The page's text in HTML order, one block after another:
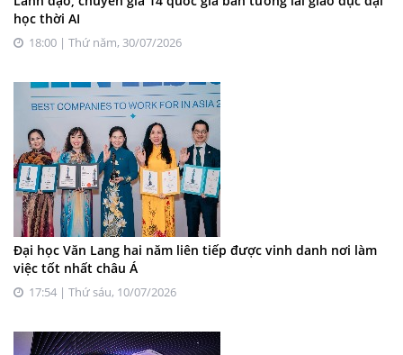
học thời AI
18:00 | Thứ năm, 30/07/2026
Đại học Văn Lang hai năm liên tiếp được vinh danh nơi làm
việc tốt nhất châu Á
17:54 | Thứ sáu, 10/07/2026